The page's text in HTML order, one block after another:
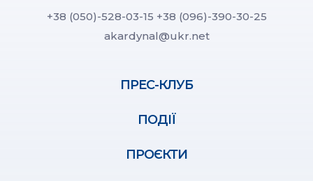
+38 (050)-528-03-15 +38 (096)-390-30-25
akardynal@ukr.net
ПРЕС-КЛУБ
ПОДІЇ
ПРОЄКТИ